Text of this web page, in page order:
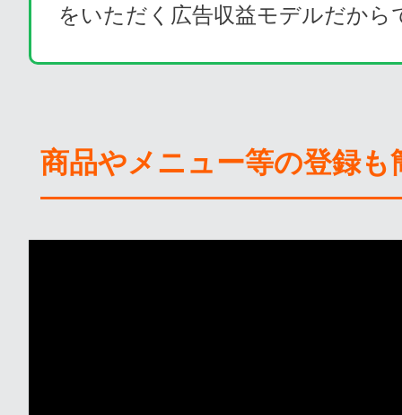
をいただく広告収益モデルだから
商品やメニュー等の登録も